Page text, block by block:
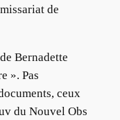
de
Bernadette
». Pas
ceux
du Nouvel Obs